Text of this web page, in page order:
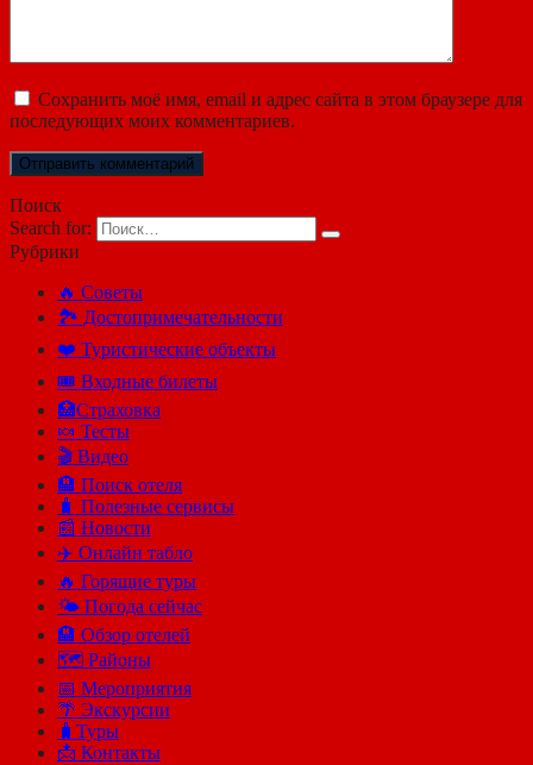
Сохранить моё имя, email и адрес сайта в этом браузере для
последующих моих комментариев.
Поиск
Search for:
Рубрики
🔥 Советы
🏞️ Достопримечательности
❤️ Туристические объекты
🎟️ Входные билеты
🏥Страховка
🍬 Тесты
🎬 Видео
🏨 Поиск отеля
🧳 Полезные сервисы
📰 Новости
✈️ Онлайн табло
🔥 Горящие туры
🌤️ Погода сейчас
🏨 Обзор отелей
🗺 Районы
📅 Мероприятия
🌴 Экскурсии
🧳Туры
📩 Контакты